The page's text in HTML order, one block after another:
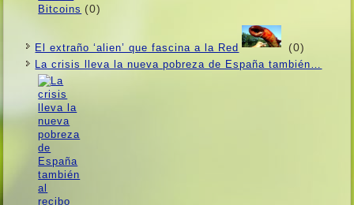
(0)
El extraño ‘alien’ que fascina a la Red (0)
La crisis lleva la nueva pobreza de España también…